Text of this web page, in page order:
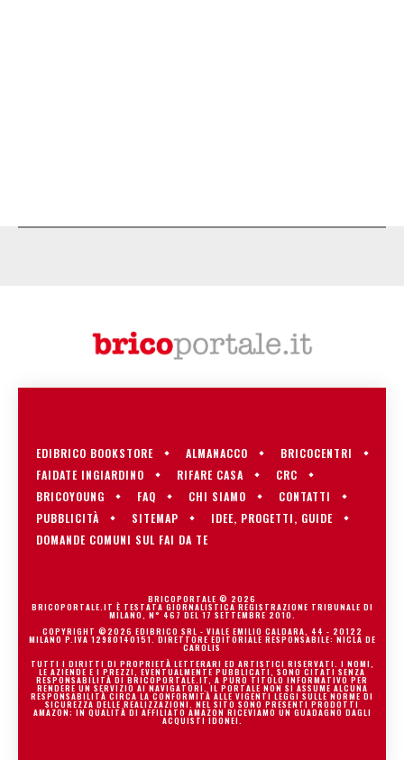
EDIBRICO BOOKSTORE ALMANACCO
BRICOCENTRI
FAIDATE INGIARDINO
RIFARE CASA
CRC
BRICOYOUNG
FAQ CHI SIAMO
CONTATTI
PUBBLICITÀ
SITEMAP
IDEE, PROGETTI, GUIDE
DOMANDE COMUNI SUL FAI DA TE
BRICOPORTALE © 2026
BRICOPORTALE.IT È TESTATA GIORNALISTICA REGISTRAZIONE TRIBUNALE DI
MILANO, N° 467 DEL 17 SETTEMBRE 2010.
COPYRIGHT ©2026 EDIBRICO SRL - VIALE EMILIO CALDARA, 44 - 20122
MILANO P.IVA 12980140151. DIRETTORE EDITORIALE RESPONSABILE: NICLA DE
CAROLIS
TUTTI I DIRITTI DI PROPRIETÀ LETTERARI ED ARTISTICI RISERVATI. I NOMI,
LE AZIENDE E I PREZZI, EVENTUALMENTE PUBBLICATI, SONO CITATI SENZA
RESPONSABILITÀ DI BRICOPORTALE.IT, A PURO TITOLO INFORMATIVO PER
RENDERE UN SERVIZIO AI NAVIGATORI. IL PORTALE NON SI ASSUME ALCUNA
RESPONSABILITÀ CIRCA LA CONFORMITÀ ALLE VIGENTI LEGGI SULLE NORME DI
SICUREZZA DELLE REALIZZAZIONI. NEL SITO SONO PRESENTI PRODOTTI
AMAZON; IN QUALITÀ DI AFFILIATO AMAZON RICEVIAMO UN GUADAGNO DAGLI
ACQUISTI IDONEI.